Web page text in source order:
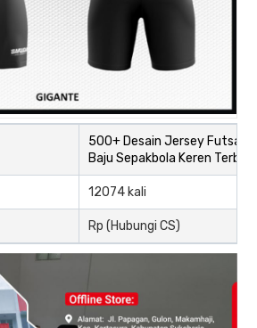
500+ Desain Jersey Futsal
Baju Sepakbola Keren
12074 kali
Rp (Hubungi CS)